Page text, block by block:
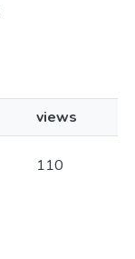
views
110